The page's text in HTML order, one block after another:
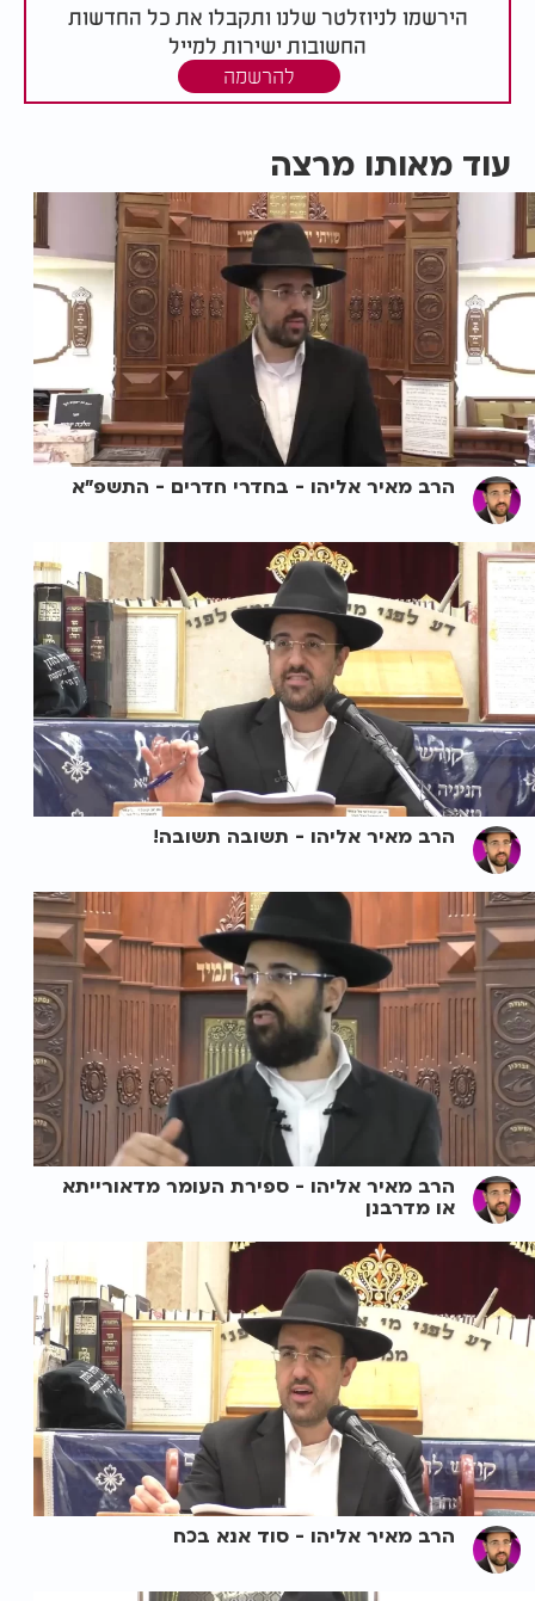
הירשמו לניוזלטר שלנו ותקבלו את כל החדשות
החשובות ישירות למייל
להרשמה
עוד מאותו מרצה
הרב מאיר אליהו - בחדרי חדרים - התשפ"א
הרב מאיר אליהו - תשובה תשובה!
הרב מאיר אליהו - ספירת העומר מדאורייתא
או מדרבנן
הרב מאיר אליהו - סוד אנא בכח